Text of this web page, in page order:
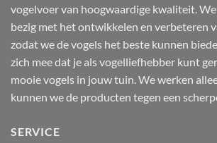
vogelvoer van hoogwaardige kwaliteit.
bezig met het ontwikkelen en verbeteren
zodat we de vogels het beste kunnen
zich mee dat je als vogelliefhebber kunt
mooie vogels in jouw tuin. We werken
kunnen we de producten tegen een
SERVICE